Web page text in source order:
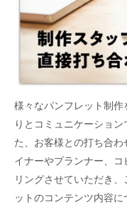
様々なパンフレット制
りとコミュニケーショ
た、お客様との打ち合
イナーやプランナー、
リングさせていただき
ットのコンテンツ内容に